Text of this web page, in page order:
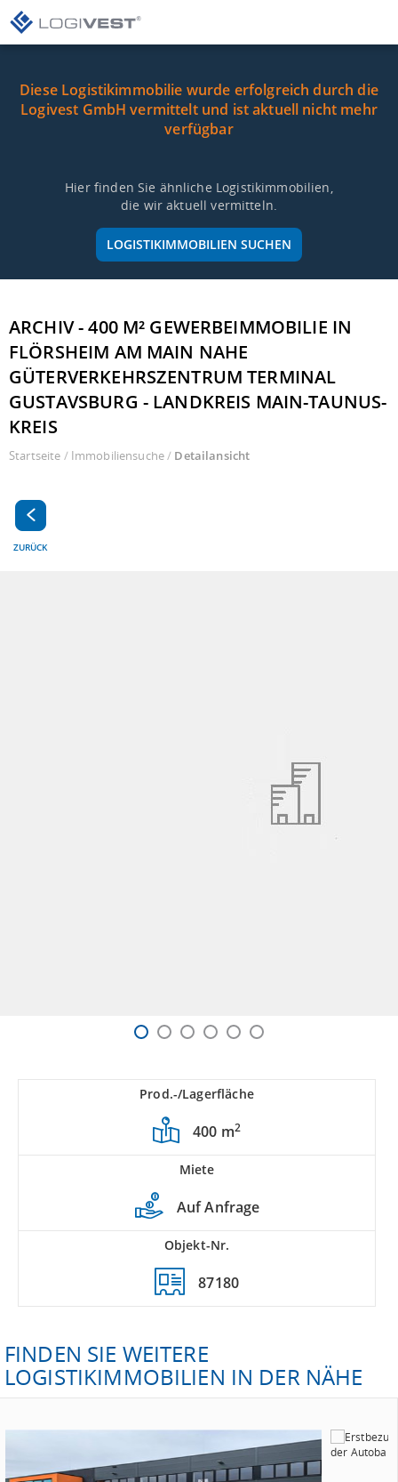
Diese Logistikimmobilie wurde erfolgreich durch die
Logivest GmbH vermittelt und ist aktuell nicht mehr
verfügbar
Hier finden Sie ähnliche Logistikimmobilien,
die wir aktuell vermitteln.
LOGISTIKIMMOBILIEN SUCHEN
ARCHIV - 400 M² GEWERBEIMMOBILIE IN
FLÖRSHEIM AM MAIN NAHE
GÜTERVERKEHRSZENTRUM TERMINAL
GUSTAVSBURG - LANDKREIS MAIN-TAUNUS-
KREIS
Startseite / Immobiliensuche/ Detailansicht
ZURÜCK
Prod.-/Lagerfläche
400 m2
Miete
Auf Anfrage
Objekt-Nr.
87180
FINDEN SIE WEITERE
LOGISTIKIMMOBILIEN IN DER NÄHE